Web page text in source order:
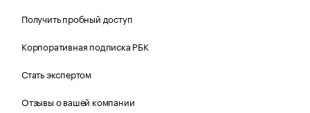
Получить пробный доступ
Корпоративная подписка РБК
Стать экспертом
Отзывы о вашей компании